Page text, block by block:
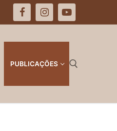
PUBLICAÇÕES